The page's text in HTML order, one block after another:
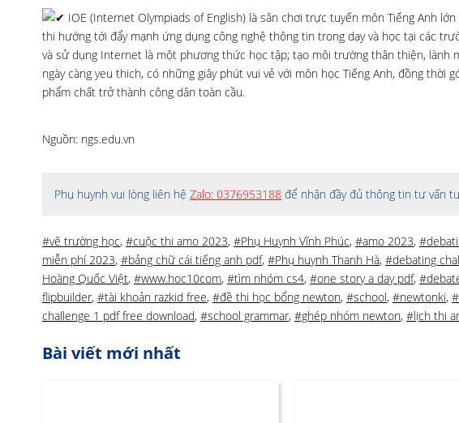
IOE (Internet Olympiads of English) là sân chơi trực tuyến môn Tiếng Anh
thi hướng tới đẩy mạnh ứng dụng công nghệ thông tin trong dạy và học tại các
và sử dụng Internet là một phương thức học tập; tạo môi trường thân thiện, lành
ngày càng yeu thich, có những giây phút vui vẻ với môn học Tiếng Anh, đồng
phẩm chất trở thành công dân toàn cầu.
Nguồn: ngs.edu.vn
Phụ huynh vui lòng liên hệ Zalo: 0376953188 để nhận đầy đủ thông tin tư vấn
#vẽ trường học, #cuộc thi amo 2023, #Phụ Huynh Vĩnh Phúc, #amo 2023,
miễn phí 2023, #bảng chữ cái tiếng anh pdf, #Phụ huynh Thanh Hà, #debating
Hoàng Quốc Việt, #www.hoc10com, #tìm nhóm cs4, #one story a day pdf,
flipbuilder, #tài khoản razkid free, #đề thi học bổng newton, #school, #newtonki,
challenge 1 pdf free download, #school grammar, #ghép nhóm newton, #lịch thi
Bài viết mới nhất